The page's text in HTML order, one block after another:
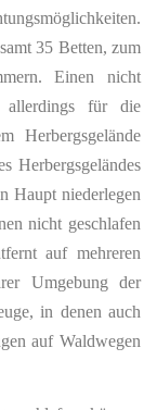
35 Betten, zum
Einen nicht
allerdings für die
Herbergsgelände
Herbergsgeländes
Haupt niederlegen
nicht geschlafen
auf mehreren
Umgebung der
in denen auch
auf Waldwegen